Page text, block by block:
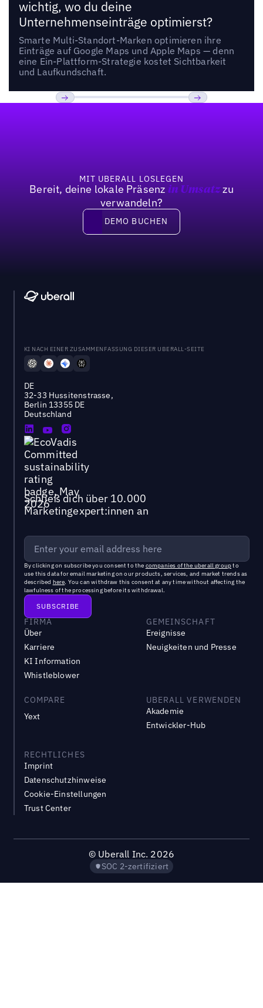
wichtig, wo du deine
Unternehmenseinträge optimierst?
Smarte Multi-Standort-Marken optimieren ihre
Einträge auf Google Maps und Apple Maps — denn
eine Ein-Plattform-Strategie kostet Sichtbarkeit
und Laufkundschaft.
MIT UBERALL LOSLEGEN
Bereit, deine lokale Präsenz in Umsatzzu
verwandeln?
DEMO BUCHEN
DEMO BUCHEN
KI NACH EINER ZUSAMMENFASSUNG DIESER UBERALL-SEITE
DE
32-33 Hussitenstrasse,
Berlin 13355 DE
Deutschland
Schließ dich über 10.000
Marketingexpert:innen an
By clicking on subscribe you consent to the companies of the uberall groupto
use this data for email marketing on our products, services, and market trends as
described here. You can withdraw this consent at any time without affecting the
lawfulness of the processing before its withdrawal.
FIRMA
Über
Karriere
KI Information
Whistleblower
GEMEINSCHAFT
Ereignisse
Neuigkeiten und Presse
COMPARE
Yext
UBERALL VERWENDEN
Akademie
Entwickler-Hub
RECHTLICHES
Imprint
Datenschutzhinweise
Cookie-Einstellungen
Trust Center
© Uberall Inc. 2026
SOC 2-zertifiziert